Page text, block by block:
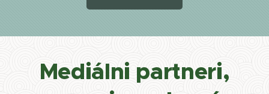
Mediálni partneri,